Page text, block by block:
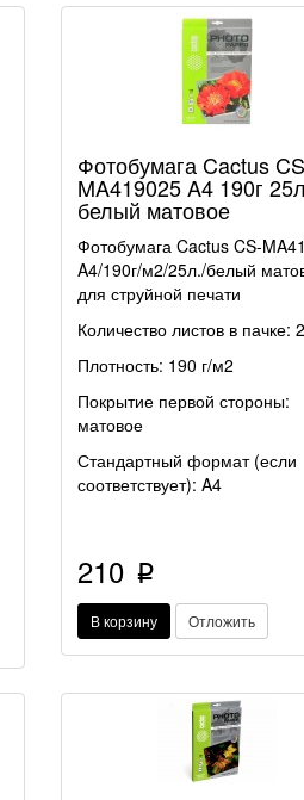
Фотобумага Cactus
MA419025 A4 190г
белый матовое
Фотобумага Cactus CS-
A4/190г/м2/25л./белый
для струйной печати
Количество листов в пачке:
Плотность: 190 г/м2
Покрытие первой стороны:
матовое
Стандартный формат (если
соответствует): A4
210 p
В корзину Отложить